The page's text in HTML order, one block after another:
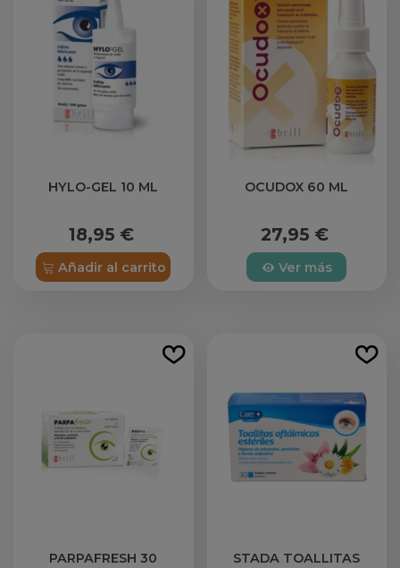
HYLO-GEL 10 ML
18,95 €
Añadir al carrito
OCUDOX 60 ML
27,95 €
Ver más
PARPAFRESH 30 STADA TOALLITAS